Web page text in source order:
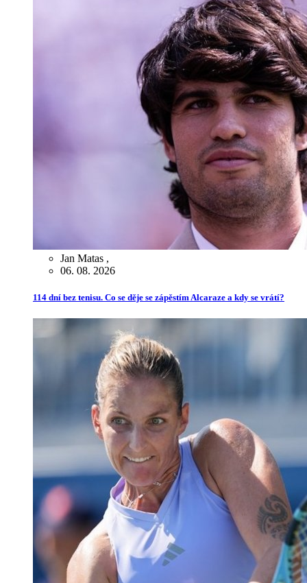
Jan Matas ,
06. 08. 2026
114 dní bez tenisu. Co se děje se zápěstím Alcaraze a kdy se vrátí?